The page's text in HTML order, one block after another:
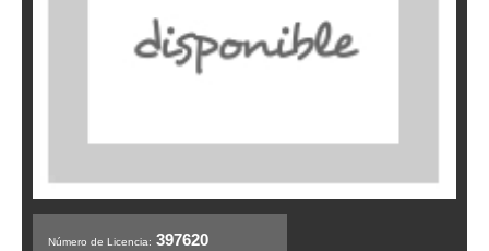
Número de Licencia: 397620